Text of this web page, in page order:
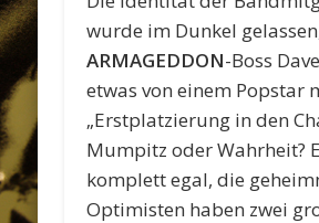
wurde im Dunkel
ARMAGEDDON-Boss
etwas von einem Popstar
„Erstplatzierung in den
Mumpitz oder Wahrheit?
komplett egal, die
Optimisten haben zwei